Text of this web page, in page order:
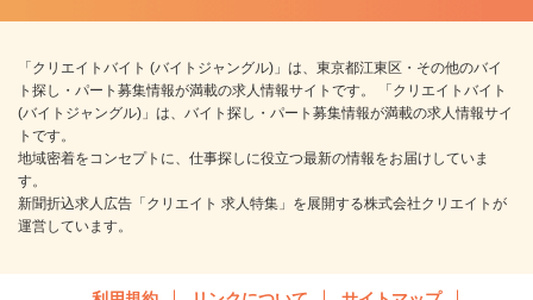
「クリエイトバイト (バイトジャングル)」は、東京都江東区・その他のバイ
ト探し・パート募集情報が満載の求人情報サイトです。 「クリエイトバイト
(バイトジャングル)」は、バイト探し・パート募集情報が満載の求人情報サイ
トです。
地域密着をコンセプトに、仕事探しに役立つ最新の情報をお届けしていま
す。
新聞折込求人広告「クリエイト 求人特集」を展開する株式会社クリエイトが
運営しています。